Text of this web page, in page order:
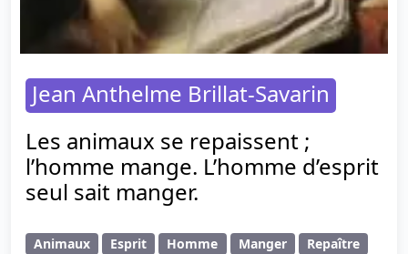
Jean Anthelme Brillat-Savarin
Les animaux se repaissent ;
l’homme mange. L’homme d’esprit
seul sait manger.
Animaux Esprit Homme Manger Repaître